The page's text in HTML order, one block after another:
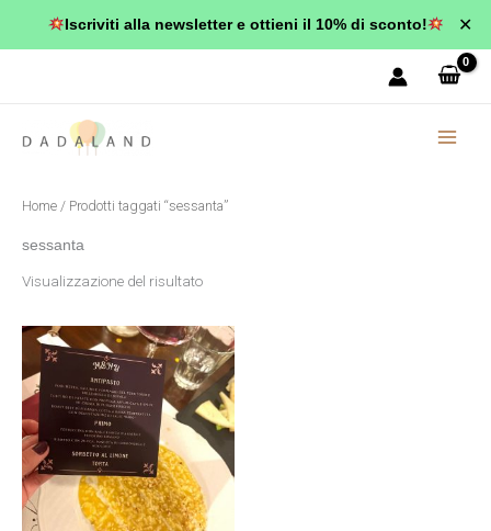
Iscriviti alla newsletter e ottieni il 10% di sconto! ✕
Home / Prodotti taggati “sessanta”
sessanta
Visualizzazione del risultato